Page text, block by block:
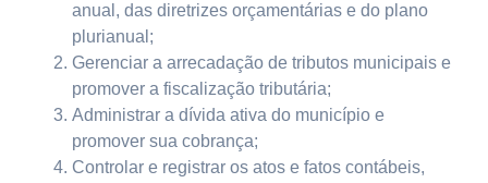
anual, das diretrizes orçamentárias e do plano
plurianual;
Gerenciar a arrecadação de tributos municipais e
promover a fiscalização tributária;
Administrar a dívida ativa do município e
promover sua cobrança;
Controlar e registrar os atos e fatos contábeis,